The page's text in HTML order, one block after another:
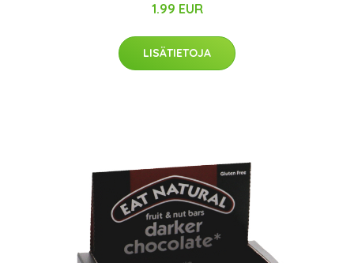
1.99 EUR
LISÄTIETOJA